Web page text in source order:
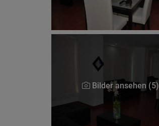
Bilder ansehen (5)